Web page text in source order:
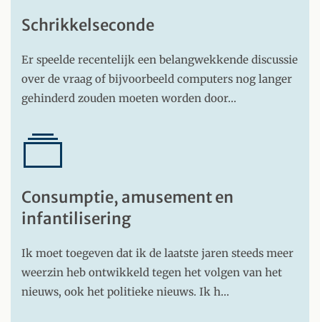
Schrikkelseconde
Er speelde recentelijk een belangwekkende discussie
over de vraag of bijvoorbeeld computers nog langer
gehinderd zouden moeten worden door…
Consumptie, amusement en
infantilisering
Ik moet toegeven dat ik de laatste jaren steeds meer
weerzin heb ontwikkeld tegen het volgen van het
nieuws, ook het politieke nieuws. Ik h…